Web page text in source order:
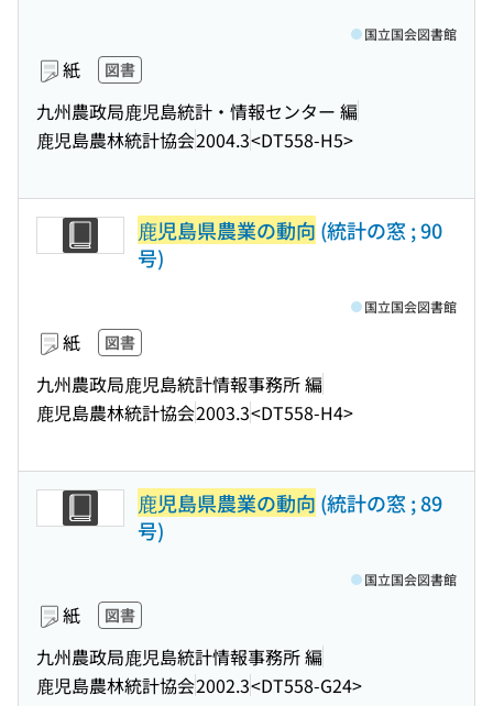
紙 図書
九州農政局鹿児島統計・情報センター 編
鹿児島農林統計協会2004.3<DT558-H5>
国立国会図書館
鹿児島県農業の動向 (統計の窓 ; 90
号)
紙 図書
九州農政局鹿児島統計情報事務所 編
鹿児島農林統計協会2003.3<DT558-H4>
国立国会図書館
鹿児島県農業の動向 (統計の窓 ; 89
号)
紙 図書
九州農政局鹿児島統計情報事務所 編
鹿児島農林統計協会2002.3<DT558-G24>
国立国会図書館